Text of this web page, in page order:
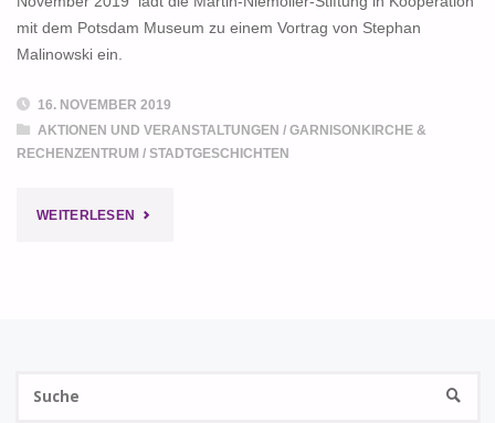
mit dem Potsdam Museum zu einem Vortrag von Stephan
Malinowski ein.
16. NOVEMBER 2019
AKTIONEN UND VERANSTALTUNGEN / GARNISONKIRCHE &
RECHENZENTRUM / STADTGESCHICHTEN
WEITERLESEN "ADEL
SUCHE